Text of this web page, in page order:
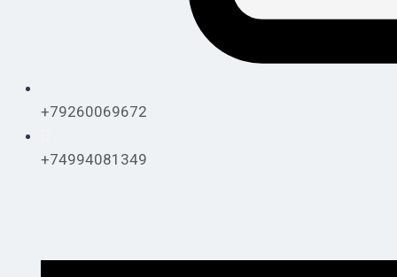
+79260069672
+74994081349